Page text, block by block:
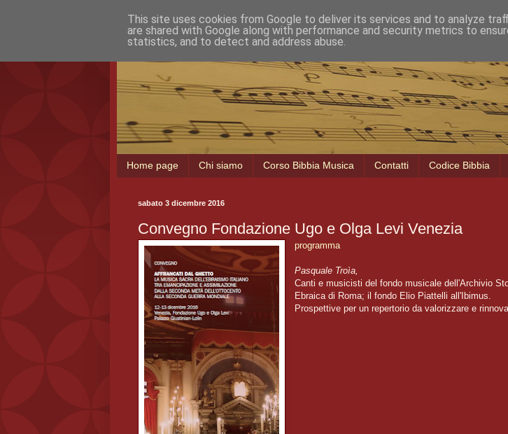
Home page Chi siamo Corso Bibbia Musica Contatti Codice Bibbia
sabato 3 dicembre 2016
Convegno Fondazione Ugo e Olga Levi Venezia
programma
Pasquale Troìa,
Canti e musicisti del fondo musicale dell'Archivio
Ebraica di Roma; il fondo Elio Piattelli all'Ibimus.
Prospettive per un repertorio da valorizzare e
This site uses cookies from Google to deliver its services and to analyze
are shared with Google along with performance and security metrics to
statistics, and to detect and address abuse.